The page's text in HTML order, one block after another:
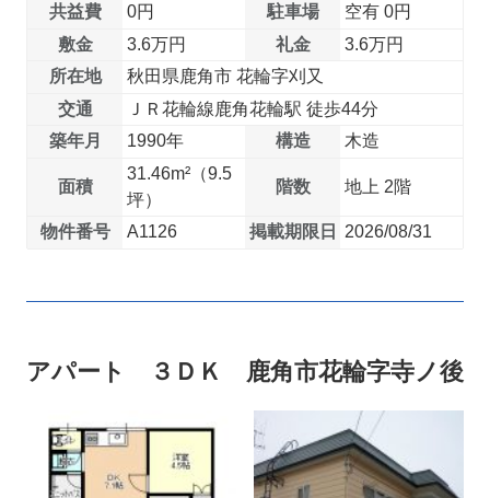
共益費
0円 駐車場
空有 0円
敷金
3.6万円 礼金
3.6万円
所在地
秋田県鹿角市 花輪字刈又
交通
ＪＲ花輪線鹿角花輪駅 徒歩44分
築年月
1990年 構造 木造
面積
31.46m²（9.5
坪）
階数 地上 2階
物件番号 A1126 掲載期限日 2026/08/31
アパート ３ＤＫ 鹿角市花輪字寺ノ後